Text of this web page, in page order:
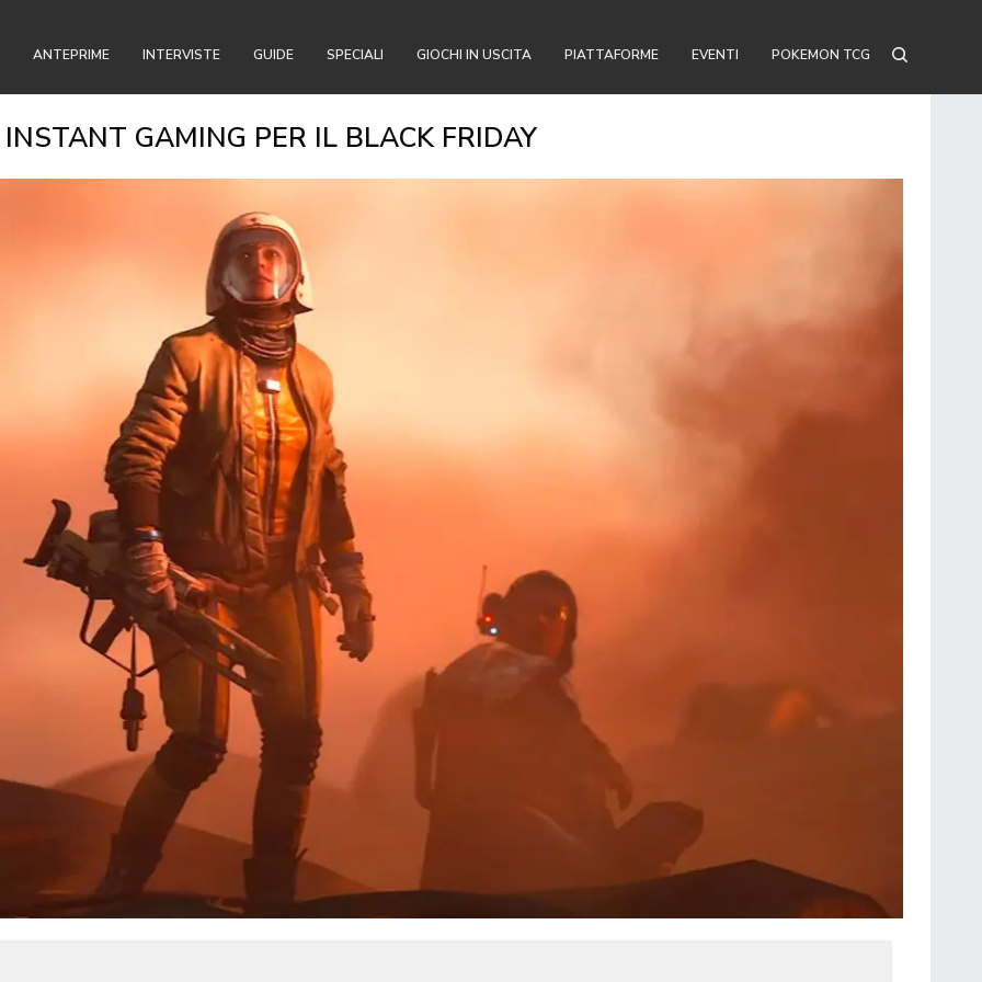
ANTEPRIME INTERVISTE GUIDE SPECIALI GIOCHI IN USCITA PIATTAFORME EVENTI POKEMON TCG
GAMING PER IL BLACK FRIDAY